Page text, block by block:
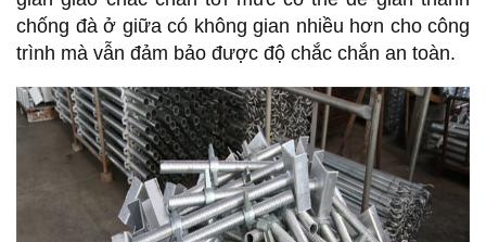
chống đà ở giữa có không gian nhiều hơn cho công
trình mà vẫn đảm bảo được độ chắc chắn an toàn.